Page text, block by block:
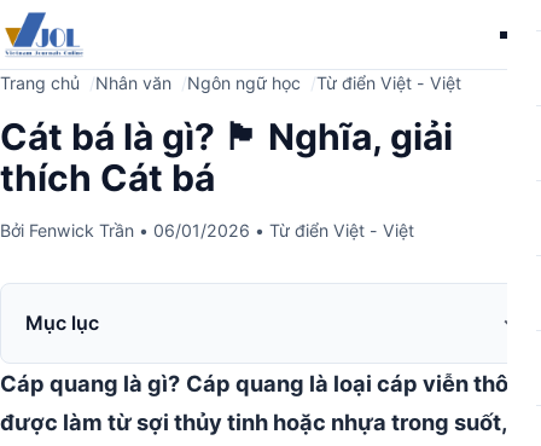
Trang chủ Nhân văn Ngôn ngữ học Từ điển Việt - Việt
Cát bá là gì? 🏴 Nghĩa, giải
thích Cát bá
Bởi Fenwick Trần • 06/01/2026 • Từ điển Việt - Việt
Mục lục
Cáp quang là gì? Cáp quang là loại cáp viễn thông
được làm từ sợi thủy tinh hoặc nhựa trong suốt, sử